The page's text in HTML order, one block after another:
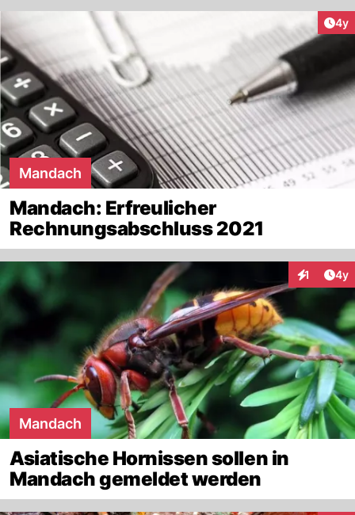
4y
Mandach
Mandach: Erfreulicher
Rechnungsabschluss 2021
1 4y
Mandach
Asiatische Hornissen sollen in
Mandach gemeldet werden